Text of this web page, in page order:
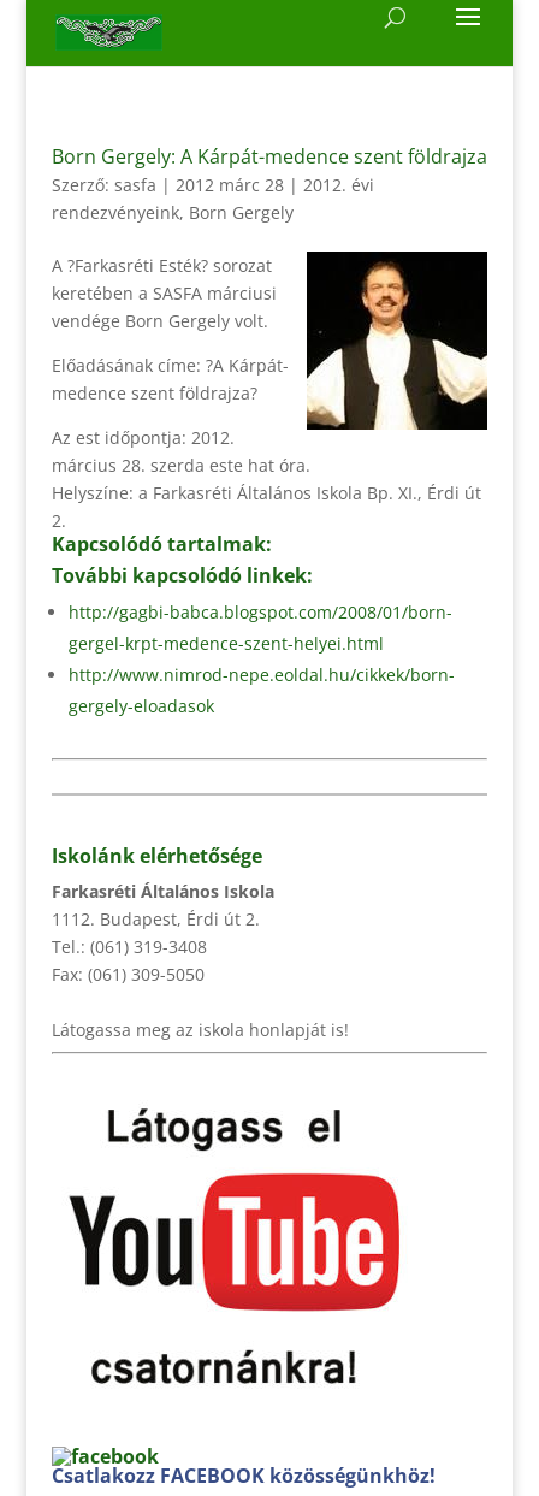
Born Gergely: A Kárpát-medence szent földrajza
Szerző: sasfa | 2012 márc 28| 2012. évi
rendezvényeink, Born Gergely
A ?Farkasréti Esték? sorozat
keretében a SASFA márciusi
vendége Born Gergely volt.
Előadásának címe: ?A Kárpát-
medence szent földrajza?
Az est időpontja: 2012.
március 28. szerda este hat óra.
Helyszíne: a Farkasréti Általános Iskola Bp. XI., Érdi út
2.
Kapcsolódótartalmak:
További kapcsolódó linkek:
http://gagbi-babca.blogspot.com/2008/01/born-
gergel-krpt-medence-szent-helyei.html
http://www.nimrod-nepe.eoldal.hu/cikkek/born-
gergely-eloadasok
Iskolánk elérhetősége
Farkasréti Általános Iskola
1112. Budapest, Érdi út 2.
Tel.: (061) 319-3408
Fax: (061) 309-5050
Látogassa meg az iskola honlapját is!
Csatlakozz FACEBOOK közösségünkhöz!